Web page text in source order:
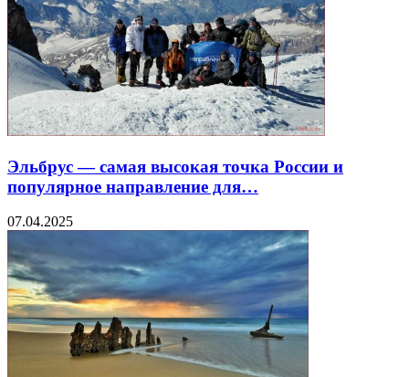
Эльбрус — самая высокая точка России и
популярное направление для…
07.04.2025